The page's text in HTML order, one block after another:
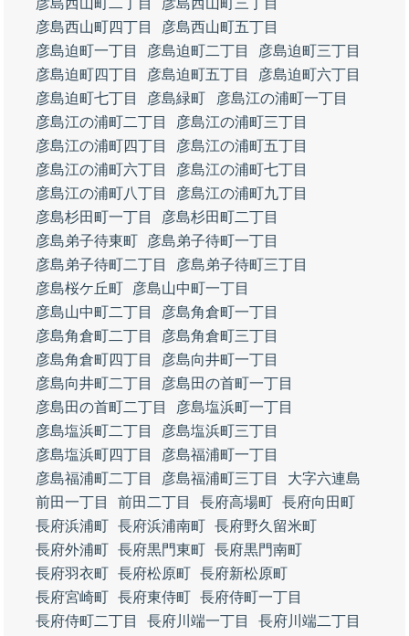
彦島西山町二丁目
彦島西山町三丁目
彦島西山町四丁目
彦島西山町五丁目
彦島迫町一丁目
彦島迫町二丁目
彦島迫町三丁目
彦島迫町四丁目
彦島迫町五丁目
彦島迫町六丁目
彦島迫町七丁目
彦島緑町
彦島江の浦町一丁目
彦島江の浦町二丁目
彦島江の浦町三丁目
彦島江の浦町四丁目
彦島江の浦町五丁目
彦島江の浦町六丁目
彦島江の浦町七丁目
彦島江の浦町八丁目
彦島江の浦町九丁目
彦島杉田町一丁目
彦島杉田町二丁目
彦島弟子待東町
彦島弟子待町一丁目
彦島弟子待町二丁目
彦島弟子待町三丁目
彦島桜ケ丘町
彦島山中町一丁目
彦島山中町二丁目
彦島角倉町一丁目
彦島角倉町二丁目
彦島角倉町三丁目
彦島角倉町四丁目
彦島向井町一丁目
彦島向井町二丁目
彦島田の首町一丁目
彦島田の首町二丁目
彦島塩浜町一丁目
彦島塩浜町二丁目
彦島塩浜町三丁目
彦島塩浜町四丁目
彦島福浦町一丁目
彦島福浦町二丁目
彦島福浦町三丁目
大字六連島
前田一丁目
前田二丁目 長府高場町 長府向田町
長府浜浦町 長府浜浦南町 長府野久留米町
長府外浦町 長府黒門東町 長府黒門南町
長府羽衣町 長府松原町 長府新松原町
長府宮崎町 長府東侍町 長府侍町一丁目
長府侍町二丁目
長府川端一丁目
長府川端二丁目